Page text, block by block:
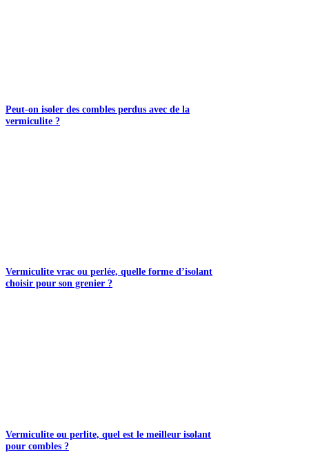
Peut-on isoler des combles perdus avec de la
vermiculite ?
Vermiculite vrac ou perlée, quelle forme d’isolant
choisir pour son grenier ?
Vermiculite ou perlite, quel est le meilleur isolant
pour combles ?